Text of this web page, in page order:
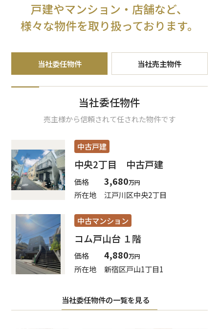
戸建やマンション・店舗など、
様々な物件を取り扱っております。
当社委任物件 当社売主物件
当社委任物件
売主様から信頼されて任された物件です
中古戸建
中央2丁目 中古戸建
価格 3,680万円
所在地 江戸川区中央2丁目
中古マンション
コム戸山台 １階
価格 4,880万円
所在地 新宿区⼾⼭1丁目1
当社委任物件の一覧を見る